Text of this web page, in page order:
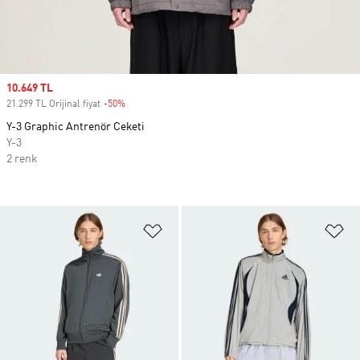
Favori Listesine Ekle
Sale price
10.649 TL
21.299 TL Orijinal fiyat -50%
Y-3 Graphic Antrenör Ceketi
Y-3
2 renk